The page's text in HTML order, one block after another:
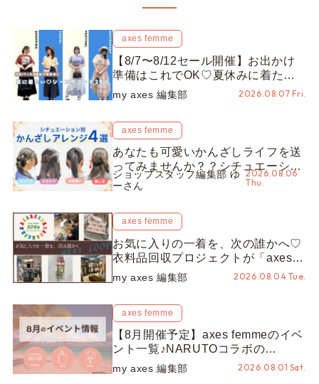
axes femme
【8/7〜8/12セール開催】お出かけ
準備はこれでOK♡夏休みに着たい
コーデ25選をシーン別に徹底解説！
my axes 編集部 2026.08.07 Fri.
axes femme
あなたも可愛いかんざしライフを送
ってみませんか？？シチュエーショ
ン別“かんざし”のオススメ【ショッ
プスタッフ編集部】
ショップスタッフ編集部 ゆ
ーさん
2026.08.06
Thu.
axes femme
お気に入りの一着を、次の誰かへ♡
衣料品回収プロジェクトが「axes
LOOP」にアップデート！活用する
とポイントが手に入る◎
my axes 編集部 2026.08.04 Tue.
axes femme
【8月開催予定】axes femmeのイベ
ント一覧♪NARUTOコラボの
REZEN POPUPから、プチYour
Stage.、ティーパーティまで！8月
my axes 編集部 2026.08.01 Sat.